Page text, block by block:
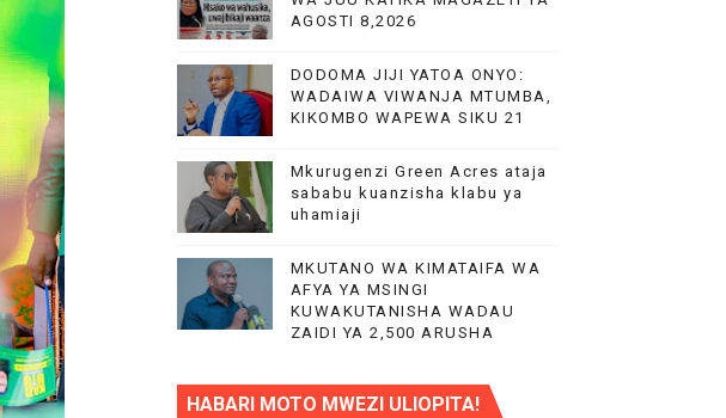
WAFIKIA ASILIMIA 88
USALAMA NA AFYA KAZINI
WATANZANIA
UMEME,MAONESHO YA NANENANE
es Salaam
KUBORESHA UWAZI NA UWEKEZAJI.
AGOSTI 8,2026
DODOMA JIJI YATOA ONYO:
WADAIWA VIWANJA MTUMBA,
KIKOMBO WAPEWA SIKU 21
Mkurugenzi Green Acres ataja
sababu kuanzisha klabu ya
uhamiaji
MKUTANO WA KIMATAIFA WA
AFYA YA MSINGI
KUWAKUTANISHA WADAU
ZAIDI YA 2,500 ARUSHA
HABARI MOTO MWEZI ULIOPITA!